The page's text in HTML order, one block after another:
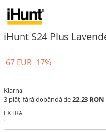
iHunt S24 Plus
67 EUR-17%
Klarna
3 plăți fără dobândă de22,23 RON
EXTRA